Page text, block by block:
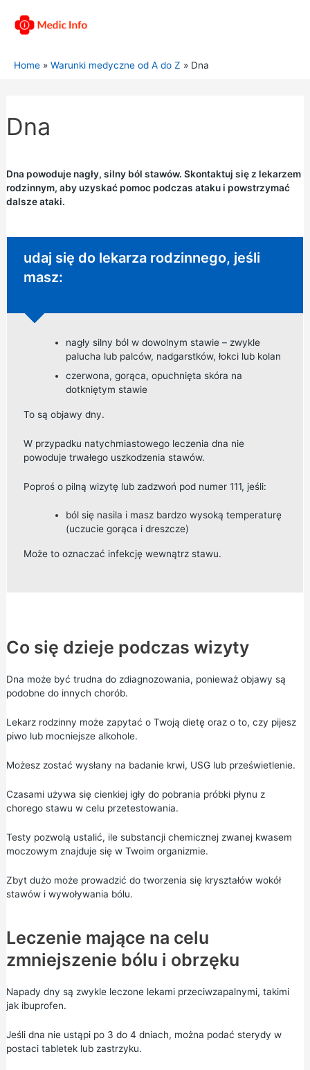
Home Warunki medyczne od A do Z Dna
Dna
Dna powoduje nagły, silny ból stawów. Skontaktuj się z lekarzem
rodzinnym, aby uzyskać pomoc podczas ataku i powstrzymać
dalsze ataki.
Niepilna porada:
udaj się do lekarza rodzinnego, jeśli
masz:
nagły silny ból w dowolnym stawie – zwykle
palucha lub palców, nadgarstków, łokci lub kolan
czerwona, gorąca, opuchnięta skóra na
dotkniętym stawie
To są objawy dny.
W przypadku natychmiastowego leczenia dna nie
powoduje trwałego uszkodzenia stawów.
Poproś o pilną wizytę lub zadzwoń pod numer 111, jeśli:
ból się nasila i masz bardzo wysoką temperaturę
(uczucie gorąca i dreszcze)
Może to oznaczać infekcję wewnątrz stawu.
Co się dzieje podczas wizyty
Dna może być trudna do zdiagnozowania, ponieważ objawy są
podobne do innych chorób.
Lekarz rodzinny może zapytać o Twoją dietę oraz o to, czy pijesz
piwo lub mocniejsze alkohole.
Możesz zostać wysłany na badanie krwi, USG lub prześwietlenie.
Czasami używa się cienkiej igły do pobrania próbki płynu z
chorego stawu w celu przetestowania.
Testy pozwolą ustalić, ile substancji chemicznej zwanej kwasem
moczowym znajduje się w Twoim organizmie.
Zbyt dużo może prowadzić do tworzenia się kryształów wokół
stawów i wywoływania bólu.
Leczenie mające na celu
zmniejszenie bólu i obrzęku
Napady dny są zwykle leczone lekami przeciwzapalnymi, takimi
jak ibuprofen.
Jeśli dna nie ustąpi po 3 do 4 dniach, można podać sterydy w
postaci tabletek lub zastrzyku.